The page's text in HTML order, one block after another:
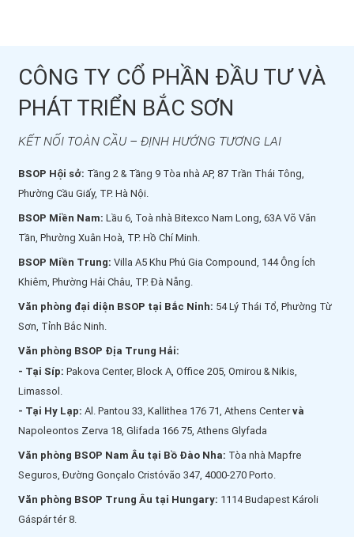
CÔNG TY CỔ PHẦN ĐẦU TƯ VÀ
PHÁT TRIỂN BẮC SƠN
KẾT NỐI TOÀN CẦU – ĐỊNH HƯỚNG TƯƠNG LAI
BSOP Hội sở: Tầng 2 & Tầng 9 Tòa nhà AP, 87 Trần Thái Tông,
Phường Cầu Giấy, TP. Hà Nội.
BSOP Miền Nam: Lầu 6, Toà nhà Bitexco Nam Long, 63A Võ Văn
Tần, Phường Xuân Hoà, TP. Hồ Chí Minh.
BSOP Miền Trung: Villa A5 Khu Phú Gia Compound, 144 Ông Ích
Khiêm, Phường Hải Châu, TP. Đà Nẵng.
Văn phòng đại diện BSOP tại Bắc Ninh: 54 Lý Thái Tổ, Phường Từ
Sơn, Tỉnh Bắc Ninh.
Văn phòng BSOP Địa Trung Hải:
- Tại Síp: Pakova Center, Block A, Office 205, Omirou & Nikis,
Limassol.
- Tại Hy Lạp: Al. Pantou 33, Kallithea 176 71, Athens Centervà
Napoleontos Zerva 18, Glifada 166 75, Athens Glyfada
Văn phòng BSOP Nam Âu tại Bồ Đào Nha: Tòa nhà Mapfre
Seguros, Đường Gonçalo Cristóvão 347, 4000-270 Porto.
Văn phòng BSOP Trung Âu tại Hungary: 1114 Budapest Károli
Gáspár tér 8.